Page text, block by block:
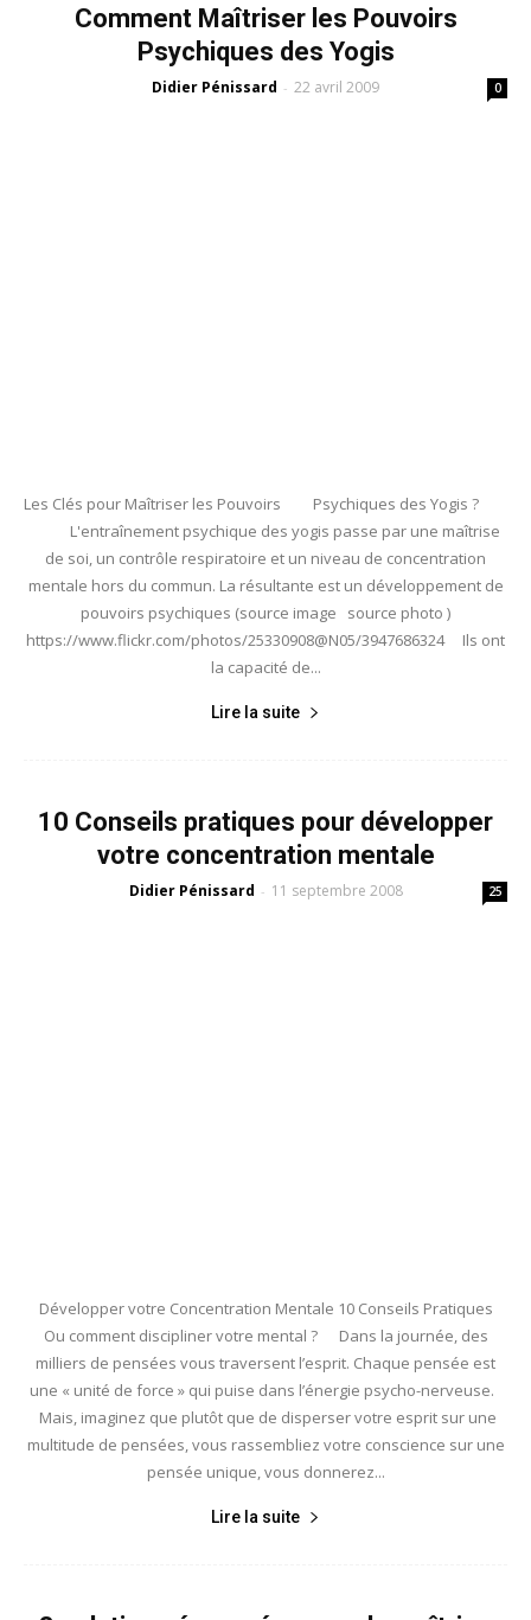
Comment Maîtriser les Pouvoirs
Psychiques des Yogis
Didier Pénissard - 22 avril 2009 0
Les Clés pour Maîtriser les Pouvoirs Psychiques des Yogis ?
L'entraînement psychique des yogis passe par une maîtrise
de soi, un contrôle respiratoire et un niveau de concentration
mentale hors du commun. La résultante est un développement de
pouvoirs psychiques (source image source photo )
https://www.flickr.com/photos/25330908@N05/3947686324 Ils ont
la capacité de...
Lire la suite
10 Conseils pratiques pour développer
votre concentration mentale
Didier Pénissard - 11 septembre 2008 25
Développer votre Concentration Mentale 10 Conseils Pratiques
Ou comment discipliner votre mental ? Dans la journée, des
milliers de pensées vous traversent l’esprit. Chaque pensée est
une « unité de force » qui puise dans l’énergie psycho-nerveuse.
Mais, imaginez que plutôt que de disperser votre esprit sur une
multitude de pensées, vous rassembliez votre conscience sur une
pensée unique, vous donnerez...
Lire la suite